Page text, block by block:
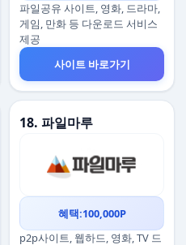
파일공유 사이트, 영화, 드라마,
게임, 만화 등 다운로드 서비스
제공
사이트 바로가기
18. 파일마루
혜택:100,000P
p2p사이트, 웹하드, 영화, TV 드